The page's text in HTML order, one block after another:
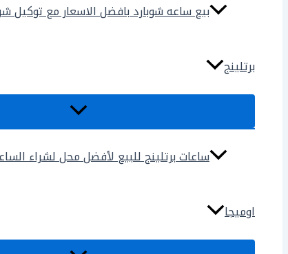
بيع ساعه شوبارد بافضل الاسعار مع توكيل شراء
برتلينج
ساعات برتلينج للبيع لأفضل محل لشراء
اوميجا